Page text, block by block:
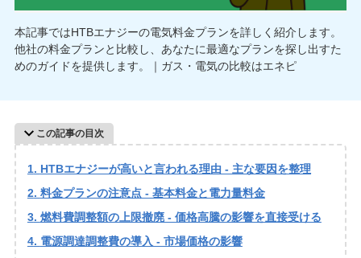
本記事ではHTBエナジーの電気料金プランを詳しく紹介します。
他社の料金プランと比較し、あなたに最適なプランを探し出すた
めのガイドを提供します。｜ガス・電気の比較はエネピ
この記事の目次
HTBエナジーが高いと言われる理由 - 主な要因を整理
料金プランの注意点 - 基本料金と電力量料金
燃料費調整額の上限撤廃 - 価格高騰の影響を直接受ける
電源調達調整費の導入 - 市場価格の影響